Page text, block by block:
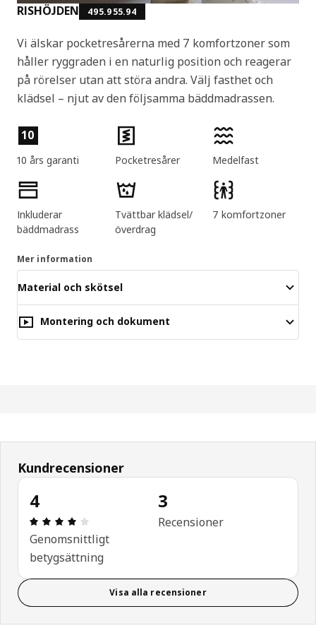
RISHÖJDEN 495.955.94
Vi älskar pocketresårerna med 7 komfortzoner som
håller ryggraden i en naturlig position och reagerar
på rörelser utan att störa andra. Välj fasthet och
klädsel – njut av den följsamma bäddmadrassen.
Produktens egenskaper
10
10 års garanti Pocketresårer Medelfast
Inkluderar
bäddmadrass
Tvättbar klädsel/
överdrag
7 komfortzoner
Mer information
Material och skötsel
Montering och dokument
Kundrecensioner
4
Recension: 4 utav 5 stjärnor. Totalt antal
Genomsnittligt
betygsättning
3
Recensioner
Visa alla recensioner